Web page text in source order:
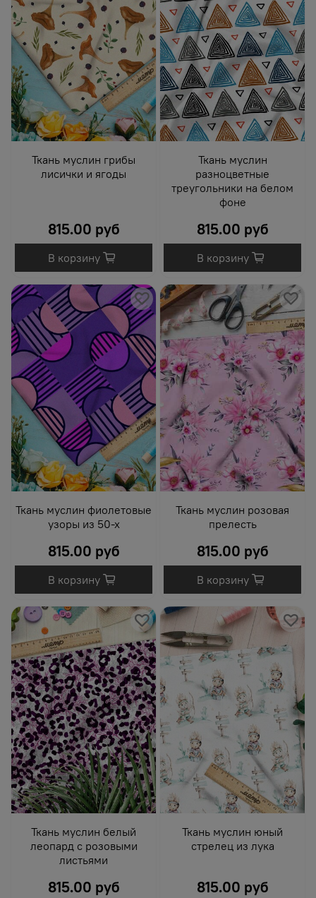
Ткань муслин грибы
лисички и ягоды
815.00 руб
В корзину
Ткань муслин
разноцветные
треугольники на белом
фоне
815.00 руб
В корзину
Ткань муслин фиолетовые
узоры из 50-х
815.00 руб
В корзину
Ткань муслин розовая
прелесть
815.00 руб
В корзину
Ткань муслин белый
леопард с розовыми
листьями
815.00 руб
Ткань муслин юный
стрелец из лука
815.00 руб